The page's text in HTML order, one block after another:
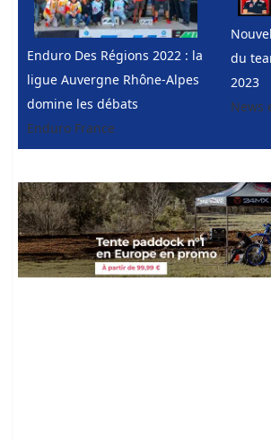
Enduro Des Régions 2022 : la
ligue Auvergne Rhône-Alpes
domine les débats
Enduro France
du
2023
News